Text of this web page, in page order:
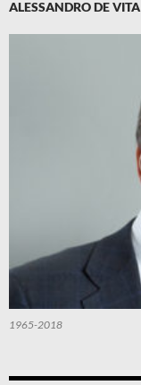
ALESSANDRO DE VITA
1965-2018